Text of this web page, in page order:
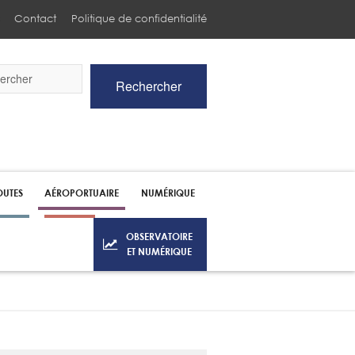
Contact Politique de confidentialité
Rechercher
AÉROPORTUAIRE NUMÉRIQUE
OBSERVATOIRE
ET NUMÉRIQUE